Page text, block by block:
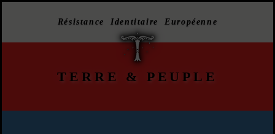
Résistance Identitaire Européenne
TERRE & PEUPLE